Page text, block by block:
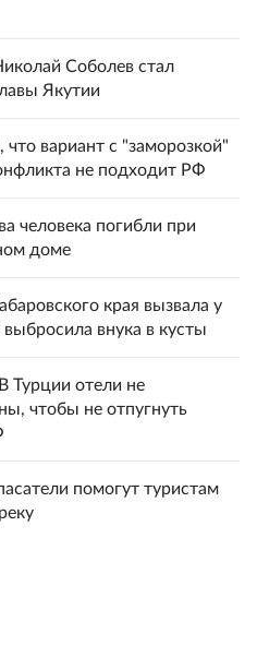
Соболев стал
Якутии
что вариант с "заморозкой"
не подходит РФ
человека погибли при
доме
края вызвала у
внука в кусты
Турции отели не
чтобы не отпугнуть
помогут туристам